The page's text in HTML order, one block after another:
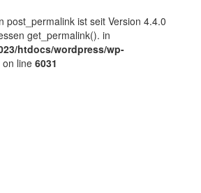
post_permalink ist seit Version 4.4.0
get_permalink(). in
htdocs/wordpress/wp-
on line 6031